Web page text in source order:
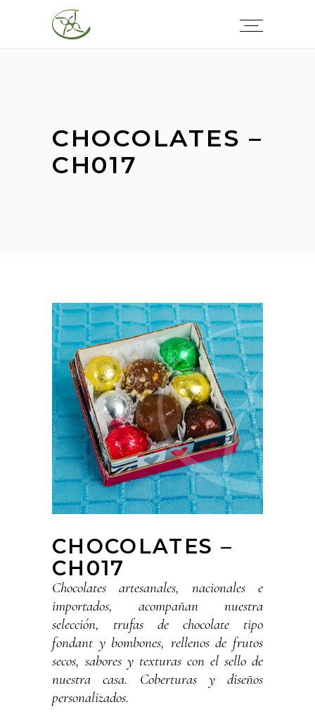
CHOCOLATES –
CH017
CHOCOLATES –
CH017
Chocolates artesanales, nacionales e
importados, acompañan nuestra
selección, trufas de chocolate tipo
fondant y bombones, rellenos de frutos
secos, sabores y texturas con el sello de
nuestra casa. Coberturas y diseños
personalizados.